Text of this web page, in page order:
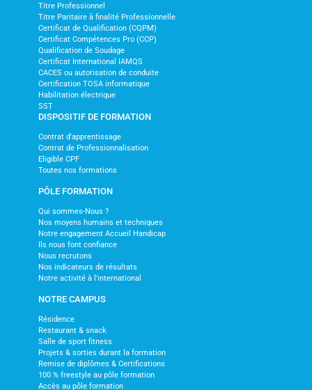
Titre Professionnel
Titre Paritaire à finalité Professionnelle
Certificat de Qualification (CQPM)
Certificat Compétences Pro (CCP)
Qualification de Soudage
Certificat International IAMQS
CACES ou autorisation de conduite
Certification TOSA informatique
Habilitation électrique
SST
DISPOSITIF DE FORMATION
Contrat d'apprentissage
Contrat de Professionnalisation
Eligible CPF
Toutes nos formations
PÔLE FORMATION
Qui sommes-Nous ?
Nos moyens humains et techniques
Notre engagement Accueil Handicap
Ils nous font confiance
Nous recrutons
Nos indicateurs de résultats
Notre activité à l'international
NOTRE CAMPUS
Résidence
Restaurant & snack
Salle de sport fitness
Projets & sorties durant la formation
Remise de diplômes & Certifications
100 % freestyle au pôle formation
Accès au pôle formation